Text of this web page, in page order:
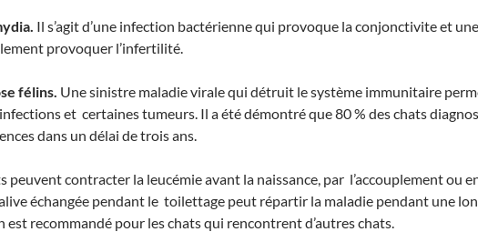
Il s’agit d’une infection bactérienne qui provoque la conjonctivite et
provoquer l’infertilité.
félins. Une sinistre maladie virale qui détruit le système immunitaire
et certaines tumeurs. Il a été démontré que 80 % des chats
dans un délai de trois ans.
peuvent contracter la leucémie avant la naissance, par l’accouplement ou
échangée pendant le toilettage peut répartir la maladie pendant une
est recommandé pour les chats qui rencontrent d’autres chats.